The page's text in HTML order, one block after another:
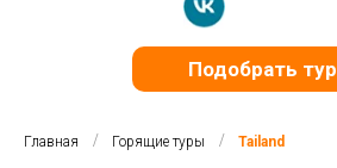
Подобрать тур
Главная / Горящие туры / Tailand